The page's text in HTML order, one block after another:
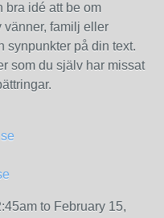
bra idé att be om
vänner, familj eller
synpunkter på din text.
som du själv har missat
to February 15,